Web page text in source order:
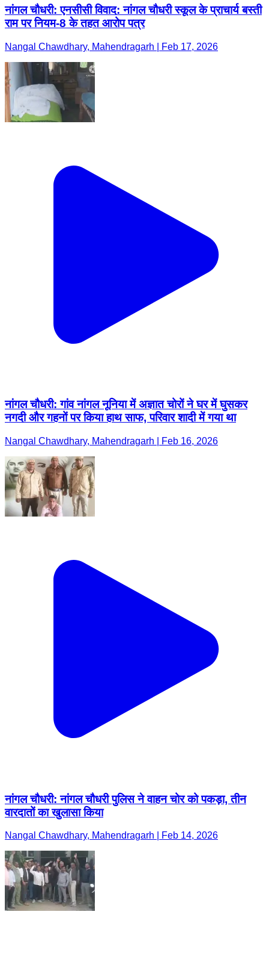
नांगल चौधरी: एनसीसी विवाद: नांगल चौधरी स्कूल के प्राचार्य बस्ती
राम पर नियम-8 के तहत आरोप पत्र
Nangal Chawdhary, Mahendragarh | Feb 17, 2026
नांगल चौधरी: गांव नांगल नूनिया में अज्ञात चोरों ने घर में घुसकर
नगदी और गहनों पर किया हाथ साफ, परिवार शादी में गया था
Nangal Chawdhary, Mahendragarh | Feb 16, 2026
नांगल चौधरी: नांगल चौधरी पुलिस ने वाहन चोर को पकड़ा, तीन
वारदातों का खुलासा किया
Nangal Chawdhary, Mahendragarh | Feb 14, 2026